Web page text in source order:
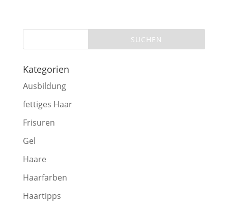
Kategorien
Ausbildung
fettiges Haar
Frisuren
Gel
Haare
Haarfarben
Haartipps